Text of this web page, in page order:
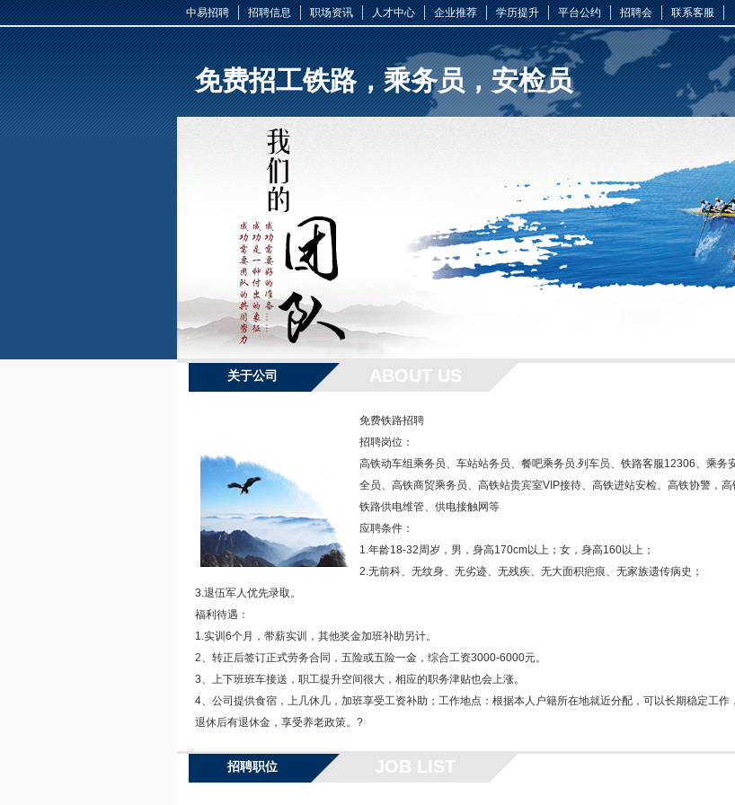
中易招聘 招聘信息 职场资讯 人才中心 企业推荐 学历提升 平台公约 招聘会 联系客服
免费招工铁路，乘务员，安检员
关于公司 ABOUT US
免费铁路招聘
招聘岗位：
高铁动车组乘务员、车站站务员、餐吧乘务员.列车员、铁路客服12306、乘务
全员、高铁商贸乘务员、高铁站贵宾室VIP接待、高铁进站安检、高铁协警，高
铁路供电维管、供电接触网等
应聘条件：
1.年龄18-32周岁，男，身高170cm以上；女，身高160以上；
2.无前科、无纹身、无劣迹、无残疾、无大面积疤痕、无家族遗传病史；
3.退伍军人优先录取。
福利待遇：
1.实训6个月，带薪实训，其他奖金加班补助另计。
2、转正后签订正式劳务合同，五险或五险一金，综合工资3000-6000元。
3、上下班班车接送，职工提升空间很大，相应的职务津贴也会上涨。
4、公司提供食宿，上几休几，加班享受工资补助；工作地点：根据本人户籍所在地就近分配，可以长期稳定工作，
退休后有退休金，享受养老政策。?
招聘职位 JOB LIST